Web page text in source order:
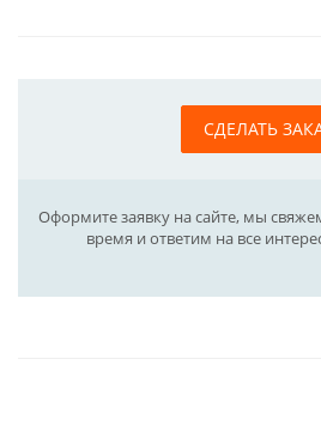
СДЕЛАТЬ
Оформите заявку на сайте, мы
время и ответим на все